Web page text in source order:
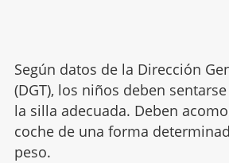
Según datos de la Dirección
(DGT), los niños deben
la silla adecuada. Deben
coche de una forma
peso.